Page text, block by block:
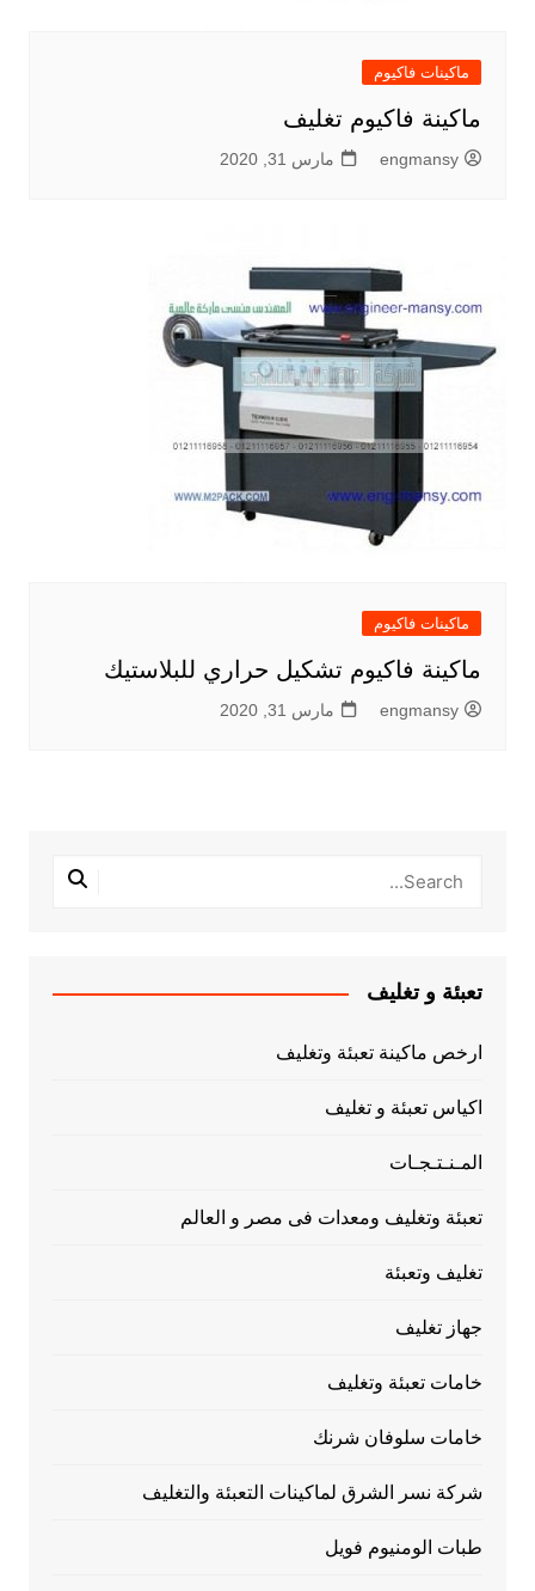
ماكينات فاكيوم
ماكينة فاكيوم تغليف
engmansy مارس 31, 2020
ماكينات فاكيوم
ماكينة فاكيوم تشكيل حراري للبلاستيك
engmansy مارس 31, 2020
تعبئة و تغليف
ارخص ماكينة تعبئة وتغليف
اكياس تعبئة و تغليف
المـنـتـجـات
تعبئة وتغليف ومعدات فى مصر و العالم
تغليف وتعبئة
جهاز تغليف
خامات تعبئة وتغليف
خامات سلوفان شرنك
شركة نسر الشرق لماكينات التعبئة والتغليف
طبات الومنيوم فويل